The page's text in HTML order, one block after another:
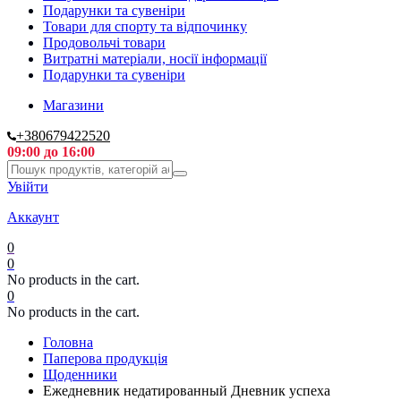
Подарунки та сувеніри
Товари для спорту та відпочинку
Продовольчі товари
Витратні матеріали, носії інформації
Подарунки та сувеніри
Магазини
+380679422520
09:00 до 16:00
Увійти
Аккаунт
0
0
No products in the cart.
0
No products in the cart.
Головна
Паперова продукція
Щоденники
Ежедневник недатированный Дневник успеха